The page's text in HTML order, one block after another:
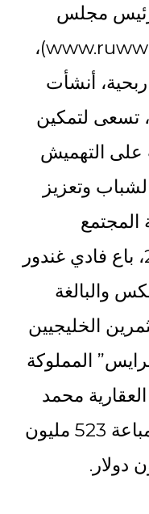
مجلس
إدارة “روّاد التنمية ” (www.ruwwad.jo)،
أنشأت
تسعى لتمكين
على التهميش
وتعزيز
المجتمع
والتعليم. في 27 تموز 2016، باع فادي غندور
والبالغة
الخليجيين
المملوكة
محمد
العبار. وتبلغ قيمة الحصة المباعة 523 مليون